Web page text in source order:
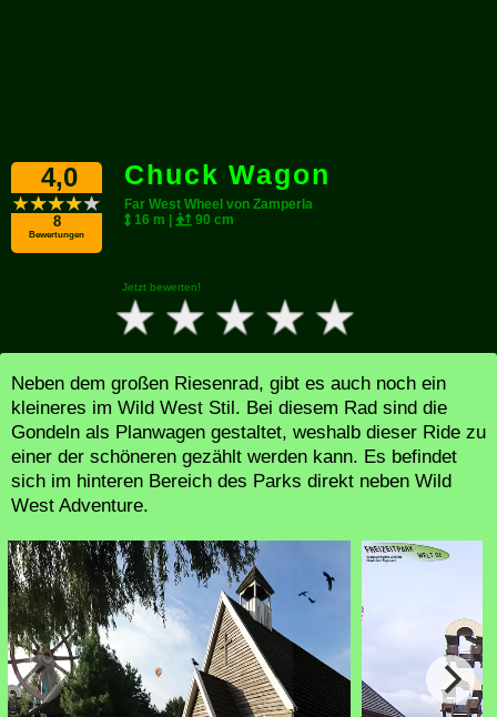
4,0
8
Bewertungen
Chuck Wagon
Far West Wheel von Zamperla
16 m |
90 cm
Jetzt bewerten!
Neben dem großen Riesenrad, gibt es auch noch ein
kleineres im Wild West Stil. Bei diesem Rad sind die
Gondeln als Planwagen gestaltet, weshalb dieser Ride zu
einer der schöneren gezählt werden kann. Es befindet
sich im hinteren Bereich des Parks direkt neben Wild
West Adventure.